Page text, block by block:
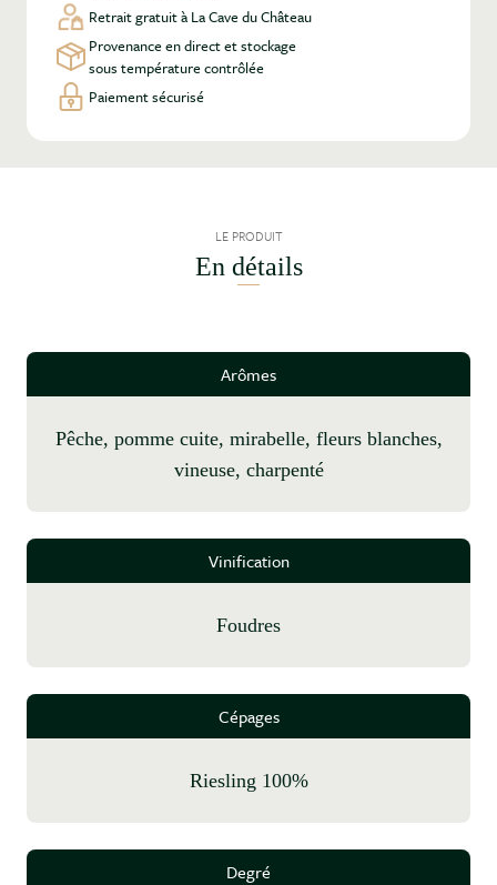
Retrait gratuit à La Cave du Château
Provenance en direct et stockage
sous température contrôlée
Paiement sécurisé
LE PRODUIT
En détails
Arômes
pêche, pomme cuite, mirabelle, fleurs blanches,
vineuse, charpenté
Vinification
foudres
Cépages
Riesling 100%
Degré